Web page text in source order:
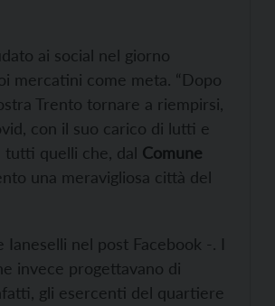
ai social nel giorno
mercatini come meta. “Dopo
Trento tornare a riempirsi,
con il suo carico di lutti e
tutti quelli che, dal Comune
una meravigliosa città del
nel post Facebook -. I
invece progettavano di
gli esercenti del quartiere